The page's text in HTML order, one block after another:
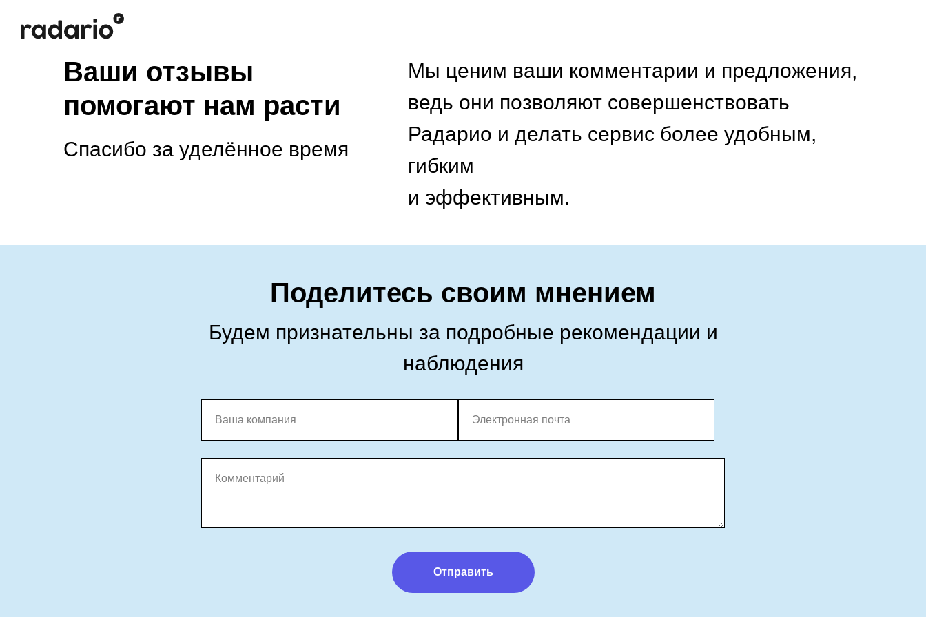
Ваши отзывы
помогают нам расти
Спасибо за уделённое время
Мы ценим ваши комментарии и предложения,
ведь они позволяют совершенствовать
Радарио и делать сервис более удобным,
гибким
и эффективным.
Поделитесь своим мнением
Будем признательны за подробные рекомендации и
наблюдения
Ваша компания Электронная почта
Комментарий
Отправить